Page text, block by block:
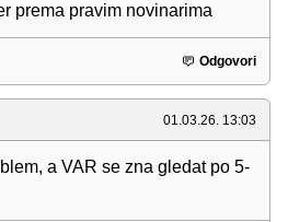
prema pravim novinarima
Odgovori
01.03.26. 13:03
a VAR se zna gledat po 5-